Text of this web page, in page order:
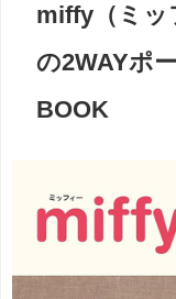
miffy（ミッ
の2WAYポ
BOOK